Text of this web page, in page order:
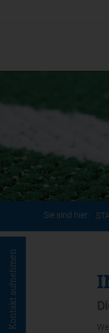
Kontakt aufnehmen
Sie sind hier: